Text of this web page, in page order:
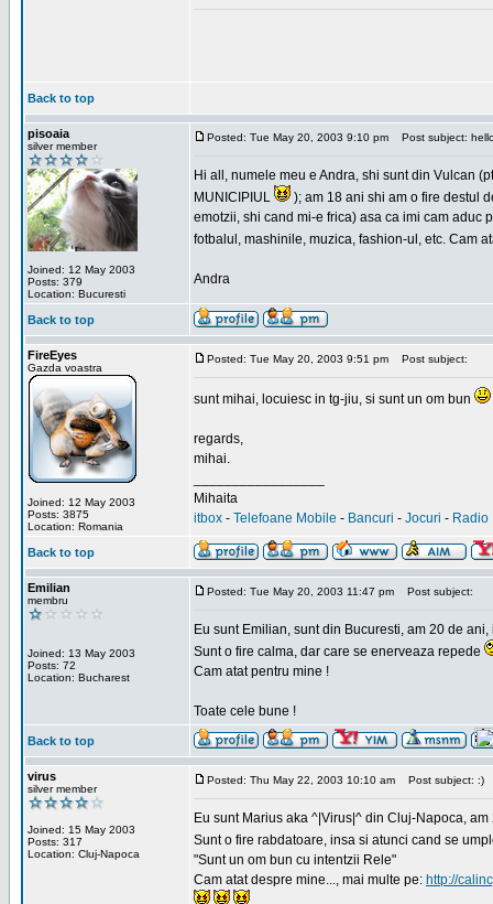
Back to top
pisoaia
silver member
Joined: 12 May 2003
Posts: 379
Location: Bucuresti
Posted: Tue May 20, 2003 9:10 pm Post subject:
Hi all, numele meu e Andra, shi sunt din Vulcan
MUNICIPIUL
); am 18 ani shi am o fire destul
emotzii, shi cand mi-e frica) asa ca imi cam
fotbalul, mashinile, muzica, fashion-ul, etc. Cam
Andra
Back to top
FireEyes
Gazda voastra
Joined: 12 May 2003
Posts: 3875
Location: Romania
Posted: Tue May 20, 2003 9:51 pm Post subject:
sunt mihai, locuiesc in tg-jiu, si sunt un om bun
regards,
mihai.
Mihaita
itbox - Telefoane Mobile - Bancuri - Jocuri - Radio
Back to top
Emilian
membru
Joined: 13 May 2003
Posts: 72
Location: Bucharest
Posted: Tue May 20, 2003 11:47 pm Post subject:
Eu sunt Emilian, sunt din Bucuresti, am 20 de
Sunt o fire calma, dar care se enerveaza repede
Cam atat pentru mine !
Toate cele bune !
Back to top
virus
silver member
Joined: 15 May 2003
Posts: 317
Location: Cluj-Napoca
Posted: Thu May 22, 2003 10:10 am Post subject: :)
Eu sunt Marius aka ^|Virus|^ din Cluj-Napoca,
Sunt o fire rabdatoare, insa si atunci cand se
"Sunt un om bun cu intentzii Rele"
Cam atat despre mine..., mai multe pe: http://